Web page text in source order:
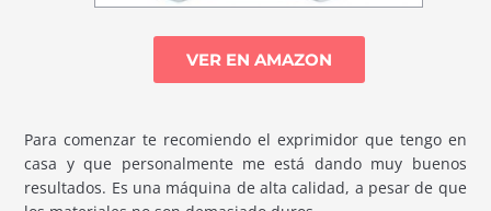
VER EN AMAZON
Para comenzar te recomiendo el exprimidor que tengo en
casa y que personalmente me está dando muy buenos
resultados. Es una máquina de alta calidad, a pesar de que